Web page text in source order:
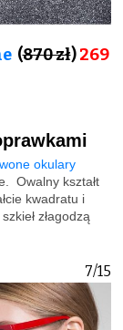
(870 zł)269
okulary
Owalny kształt
kwadratu i
złagodzą
7/15